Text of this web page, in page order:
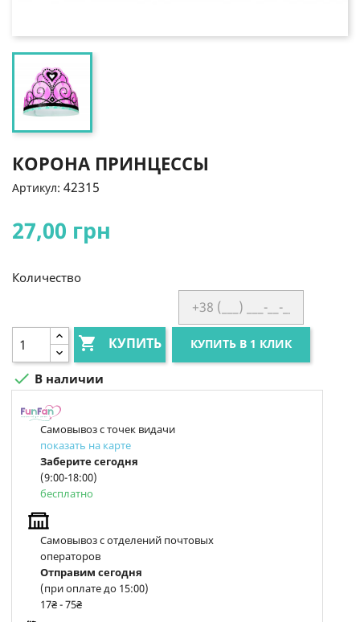
КОРОНА ПРИНЦЕССЫ
Артикул: 42315
27,00 грн
Количество
 КУПИТЬ КУПИТЬ В 1 КЛИК
 В наличии
Самовывоз с точек видачи
показать на карте
Заберите сегодня
(9:00-18:00)
бесплатно
Самовывоз с отделений почтовых
операторов
Отправим сегодня
(при оплате до 15:00)
17₴ - 75₴